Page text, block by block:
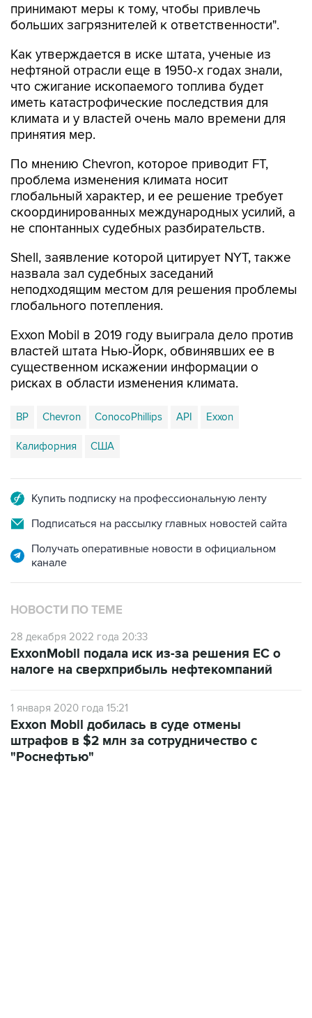
принимают меры к тому, чтобы привлечь
больших загрязнителей к ответственности".
Как утверждается в иске штата, ученые из
нефтяной отрасли еще в 1950-х годах знали,
что сжигание ископаемого топлива будет
иметь катастрофические последствия для
климата и у властей очень мало времени для
принятия мер.
По мнению Chevron, которое приводит FT,
проблема изменения климата носит
глобальный характер, и ее решение требует
скоординированных международных усилий, а
не спонтанных судебных разбирательств.
Shell, заявление которой цитирует NYT, также
назвала зал судебных заседаний
неподходящим местом для решения проблемы
глобального потепления.
Exxon Mobil в 2019 году выиграла дело против
властей штата Нью-Йорк, обвинявших ее в
существенном искажении информации о
рисках в области изменения климата.
BP Chevron ConocoPhillips API Exxon
Калифорния США
Купить подписку на профессиональную ленту
Подписаться на рассылку главных новостей сайта
Получать оперативные новости в официальном
канале
НОВОСТИ ПО ТЕМЕ
28 декабря 2022 года 20:33
ExxonMobil подала иск из-за решения ЕС о
налоге на сверхприбыль нефтекомпаний
1 января 2020 года 15:21
Exxon Mobil добилась в суде отмены
штрафов в $2 млн за сотрудничество с
"Роснефтью"